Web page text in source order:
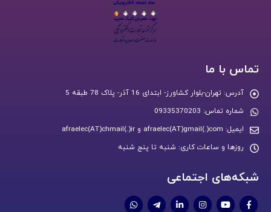
تماس با ما
آدرس: تهران-بلوار کشاورز- ابتدای 16 آذر- پلاک 78 طبقه 5
شماره تماس: 09335370203
ایمیل: afraelec(AT)gmail(.)com و afraelec(AT)chmail(.)ir
روزها و ساعات کاری: شنبه تا پنج شنبه
شبکه‌های اجتماعی